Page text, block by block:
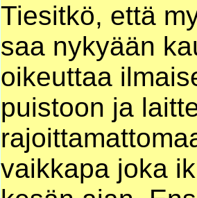
Tiesitkö, että
saa nykyään
oikeuttaa
puistoon ja
vaikkapa joka